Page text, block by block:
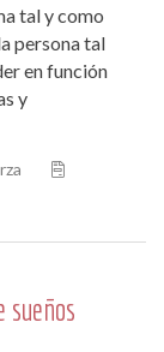
tal y como
persona tal
en función
y